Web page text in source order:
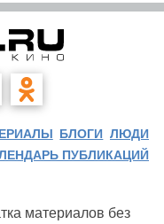
БЛОГИ ЛЮДИ
ПУБЛИКАЦИЙ
материалов без